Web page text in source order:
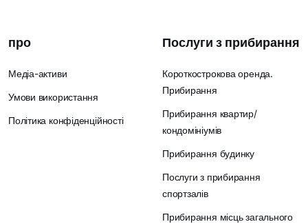
про
Медіа-активи
Умови використання
Політика конфіденційності
Послуги з прибирання
Короткострокова оренда.
Прибирання
Прибирання квартир/
кондомініумів
Прибирання будинку
Послуги з прибирання
спортзалів
Прибирання місць загального